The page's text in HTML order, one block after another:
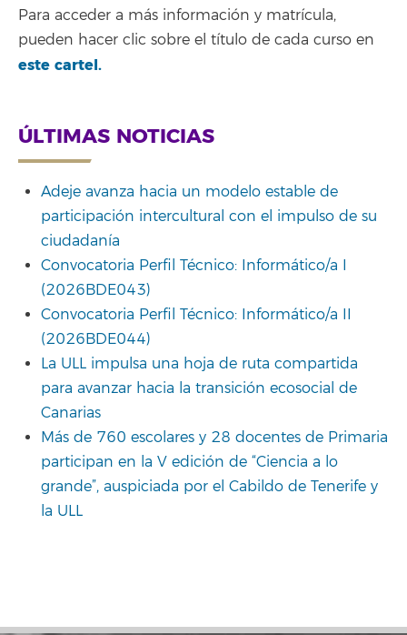
Para acceder a más información y matrícula,
pueden hacer clic sobre el título de cada curso en
este cartel.
ÚLTIMAS NOTICIAS
Adeje avanza hacia un modelo estable de
participación intercultural con el impulso de su
ciudadanía
Convocatoria Perfil Técnico: Informático/a I
(2026BDE043)
Convocatoria Perfil Técnico: Informático/a II
(2026BDE044)
La ULL impulsa una hoja de ruta compartida
para avanzar hacia la transición ecosocial de
Canarias
Más de 760 escolares y 28 docentes de Primaria
participan en la V edición de “Ciencia a lo
grande”, auspiciada por el Cabildo de Tenerife y
la ULL